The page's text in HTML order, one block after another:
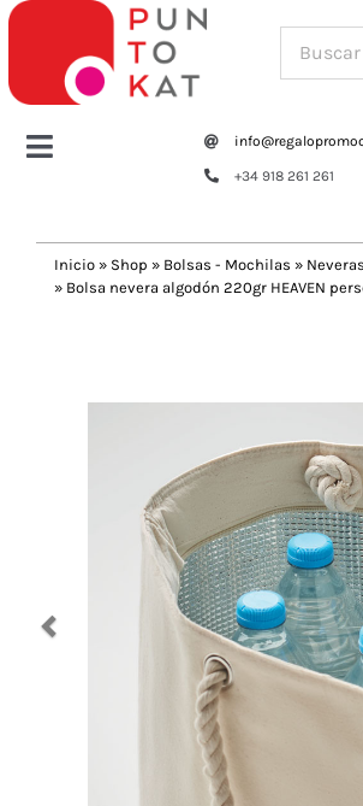
Saltar
contenido
Toggle
Tazas y botellas
Navidad 🎄 Invierno
+34 918 261 261
Inicio » Shop » Bolsas - Mochilas »
» Bolsa nevera algodón 220gr HEAVEN